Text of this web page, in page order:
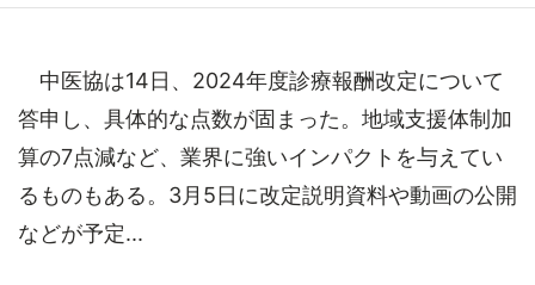
中医協は14日、2024年度診療報酬改定について
答申し、具体的な点数が固まった。地域支援体制加
算の7点減など、業界に強いインパクトを与えてい
るものもある。3月5日に改定説明資料や動画の公開
などが予定...